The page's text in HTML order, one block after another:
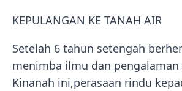
KEPULANGAN KE TANAH AIR
Setelah 6 tahun setengah
menimba ilmu dan
Kinanah ini,perasaan rindu